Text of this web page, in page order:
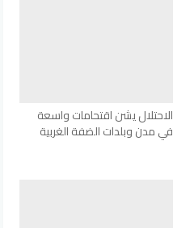
الاحتلال يشن اقتحامات واسعة
في مدن وبلدات الضفة الغربية